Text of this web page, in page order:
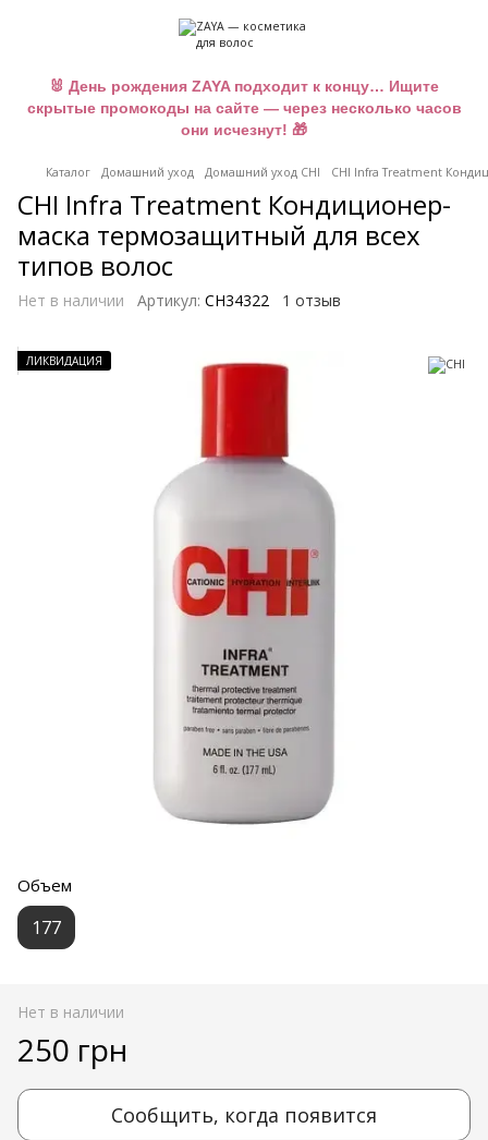
🐰 День рождения ZAYA подходит к концу… Ищите
скрытые промокоды на сайте — через несколько часов
они исчезнут! 🎁
Каталог Домашний уход Домашний уход CHI CHI Infra Treatment
CHI Infra Treatment Кондиционер-
маска термозащитный для всех
типов волос
Нет в наличии Артикул: CH34322 1 отзыв
ЛИКВИДАЦИЯ
Объем
177
Нет в наличии
250 грн
Сообщить, когда появится